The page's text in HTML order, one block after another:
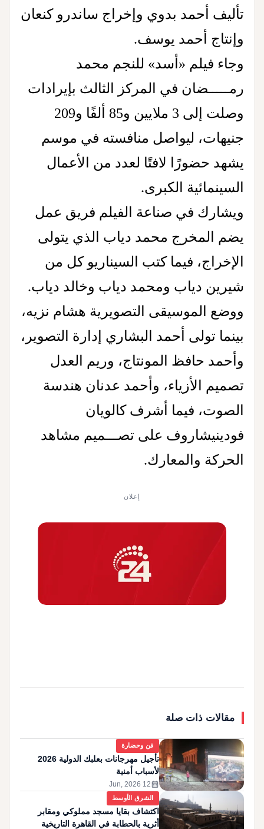
تأليف أحمد بدوي وإخراج ساندرو كنعان
وإنتاج أحمد يوسف.
وجاء فيلم «أسد» للنجم محمد
رمـــــضان في المركز الثالث بإيرادات
وصلت إلى 3 ملايين و85 ألفًا و209
جنيهات، ليواصل منافسته في موسم
يشهد حضورًا لافتًا لعدد من الأعمال
السينمائية الكبرى.
ويشارك في صناعة الفيلم فريق عمل
يضم المخرج محمد دياب الذي يتولى
الإخراج، فيما كتب السيناريو كل من
شيرين دياب ومحمد دياب وخالد دياب.
ووضع الموسيقى التصويرية هشام نزيه،
بينما تولى أحمد البشاري إدارة التصوير،
وأحمد حافظ المونتاج، وريم العدل
تصميم الأزياء، وأحمد عدنان هندسة
الصوت، فيما أشرف كالويان
فودينيشاروف على تصـــميم مشاهد
الحركة والمعارك.
إعلان
مقالات ذات صلة
فن وحضارة
تأجيل مهرجانات بعلبك الدولية 2026
لأسباب أمنية
calendar_month
12 Jun, 2026
الشرق الأوسط
اكتشاف بقايا مسجد مملوكي ومقابر
أثرية بالحطابة في القاهرة التاريخية